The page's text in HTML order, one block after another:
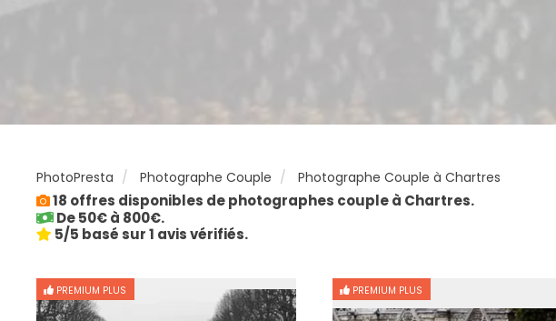
PhotoPresta Photographe Couple Photographe Couple à Chartres
18 offres disponibles de photographes couple à Chartres.
De 50€ à 800€.
5/5 basé sur 1 avis vérifiés.
PREMIUM PLUS PREMIUM PLUS